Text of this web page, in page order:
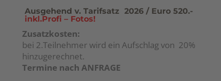
Ausgehend v. Tarifsatz 2026 / Euro 520.-
inkl.Profi – Fotos!
Zusatzkosten:
bei 2.Teilnehmer wird ein Aufschlag von 20%
hinzugerechnet.
Termine nach ANFRAGE